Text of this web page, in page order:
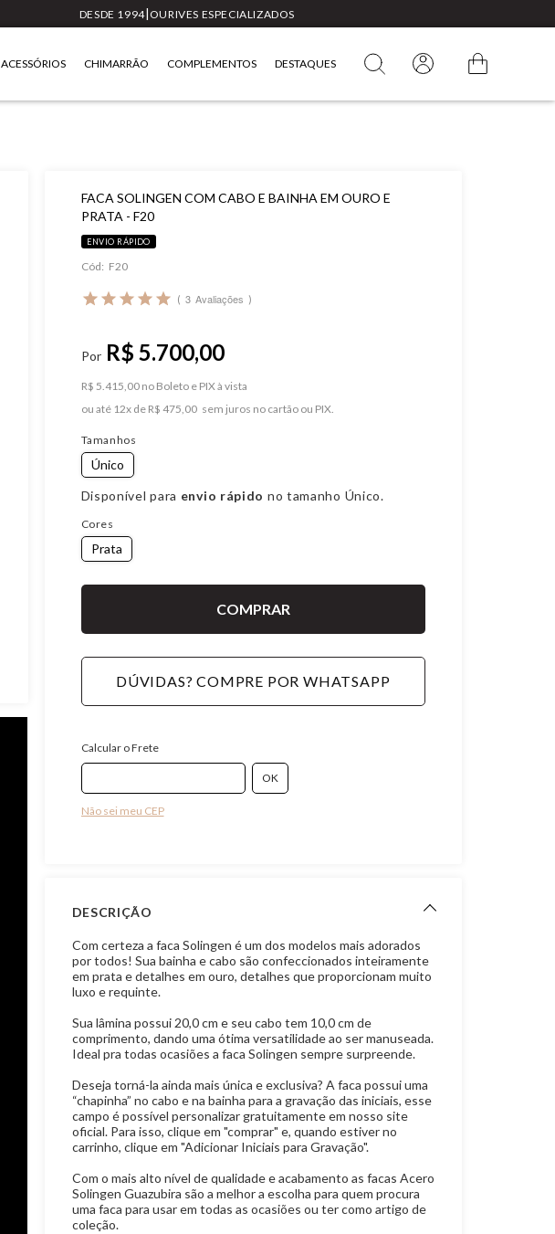
DESDE 1994| OURIVES ESPECIALIZADOS
ACESSÓRIOS CHIMARRÃO COMPLEMENTOS DESTAQUES
FACA SOLINGEN COM CABO E BAINHA EM OURO E
PRATA - F20
ENVIO RÁPIDO
Cód: F20
3 Avaliações
R$ 5.700,00
R$ 5.415,00 no Boleto e PIX
ou
12xde R$ 475,00
Tamanhos
Único
Disponível para envio rápido no tamanho Único.
Cores
Prata
DÚVIDAS? COMPRE POR WHATSAPP
Calcular o Frete
Não sei meu CEP
DESCRIÇÃO
Com certeza a faca Solingen é um dos modelos mais adorados
por todos! Sua bainha e cabo são confeccionados inteiramente
em prata e detalhes em ouro, detalhes que proporcionam muito
luxo e requinte.
Sua lâmina possui 20,0 cm e seu cabo tem 10,0 cm de
comprimento, dando uma ótima versatilidade ao ser manuseada.
Ideal pra todas ocasiões a faca Solingen sempre surpreende.
Deseja torná-la ainda mais única e exclusiva? A faca possui uma
“chapinha” no cabo e na bainha para a gravação das iniciais, esse
campo é possível personalizar gratuitamente em nosso site
oficial. Para isso, clique em "comprar" e, quando estiver no
carrinho, clique em "Adicionar Iniciais para Gravação".
Com o mais alto nível de qualidade e acabamento as facas Acero
Solingen Guazubira são a melhor a escolha para quem procura
uma faca para usar em todas as ocasiões ou ter como artigo de
coleção.